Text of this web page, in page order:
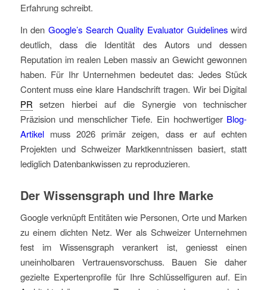
Erfahrung schreibt.
In denGoogle’s Search Quality Evaluator Guidelineswird
deutlich, dass die Identität des Autors und dessen
Reputation im realen Leben massiv an Gewicht gewonnen
haben. Für Ihr Unternehmen bedeutet das: Jedes Stück
Content muss eine klare Handschrift tragen. Wir bei Digital
PR setzen hierbei auf die Synergie von technischer
Präzision und menschlicher Tiefe. Ein hochwertiger Blog-
Artikelmuss 2026 primär zeigen, dass er auf echten
Projekten und Schweizer Marktkenntnissen basiert, statt
lediglich Datenbankwissen zu reproduzieren.
Der Wissensgraph und Ihre Marke
Google verknüpft Entitäten wie Personen, Orte und Marken
zu einem dichten Netz. Wer als Schweizer Unternehmen
fest im Wissensgraph verankert ist, geniesst einen
uneinholbaren Vertrauensvorschuss. Bauen Sie daher
gezielte Expertenprofile für Ihre Schlüsselfiguren auf. Ein